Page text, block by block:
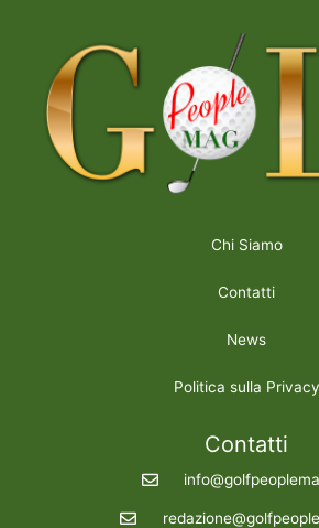
Chi Siamo
Contatti
News
Politica sulla Privacy
Contatti